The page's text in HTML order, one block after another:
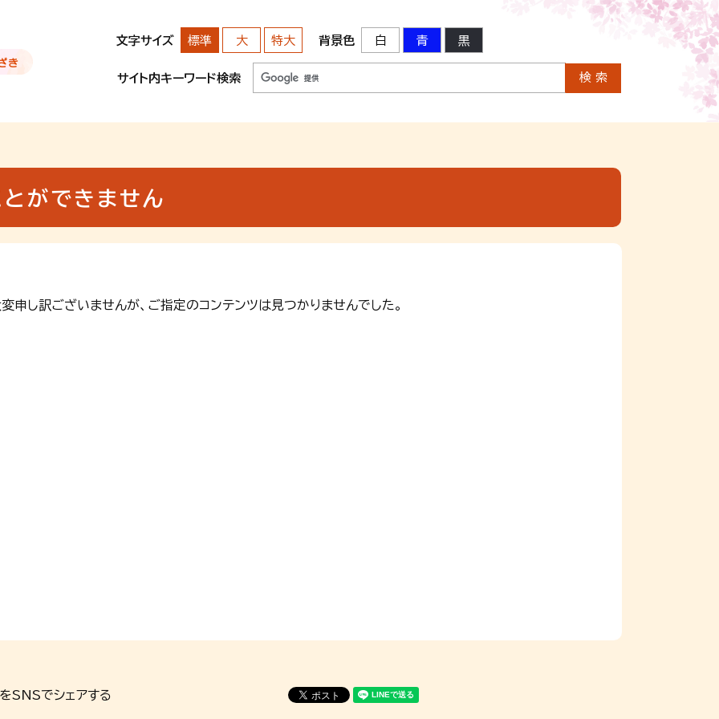
文字サイズ 標準 大 特大 背景色 白 青 黒
サイト内キーワード検索
ができません
申し訳ございませんが、ご指定のコンテンツは見つかりませんでした。
SNSでシェアする